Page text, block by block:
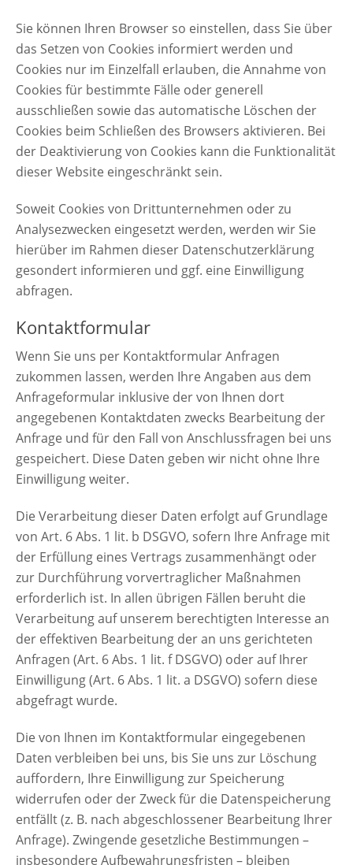
Sie können Ihren Browser so einstellen, dass Sie über
das Setzen von Cookies informiert werden und
Cookies nur im Einzelfall erlauben, die Annahme von
Cookies für bestimmte Fälle oder generell
ausschließen sowie das automatische Löschen der
Cookies beim Schließen des Browsers aktivieren. Bei
der Deaktivierung von Cookies kann die Funktionalität
dieser Website eingeschränkt sein.
Soweit Cookies von Drittunternehmen oder zu
Analysezwecken eingesetzt werden, werden wir Sie
hierüber im Rahmen dieser Datenschutzerklärung
gesondert informieren und ggf. eine Einwilligung
abfragen.
Kontaktformular
Wenn Sie uns per Kontaktformular Anfragen
zukommen lassen, werden Ihre Angaben aus dem
Anfrageformular inklusive der von Ihnen dort
angegebenen Kontaktdaten zwecks Bearbeitung der
Anfrage und für den Fall von Anschlussfragen bei uns
gespeichert. Diese Daten geben wir nicht ohne Ihre
Einwilligung weiter.
Die Verarbeitung dieser Daten erfolgt auf Grundlage
von Art. 6 Abs. 1 lit. b DSGVO, sofern Ihre Anfrage mit
der Erfüllung eines Vertrags zusammenhängt oder
zur Durchführung vorvertraglicher Maßnahmen
erforderlich ist. In allen übrigen Fällen beruht die
Verarbeitung auf unserem berechtigten Interesse an
der effektiven Bearbeitung der an uns gerichteten
Anfragen (Art. 6 Abs. 1 lit. f DSGVO) oder auf Ihrer
Einwilligung (Art. 6 Abs. 1 lit. a DSGVO) sofern diese
abgefragt wurde.
Die von Ihnen im Kontaktformular eingegebenen
Daten verbleiben bei uns, bis Sie uns zur Löschung
auffordern, Ihre Einwilligung zur Speicherung
widerrufen oder der Zweck für die Datenspeicherung
entfällt (z. B. nach abgeschlossener Bearbeitung Ihrer
Anfrage). Zwingende gesetzliche Bestimmungen –
insbesondere Aufbewahrungsfristen – bleiben